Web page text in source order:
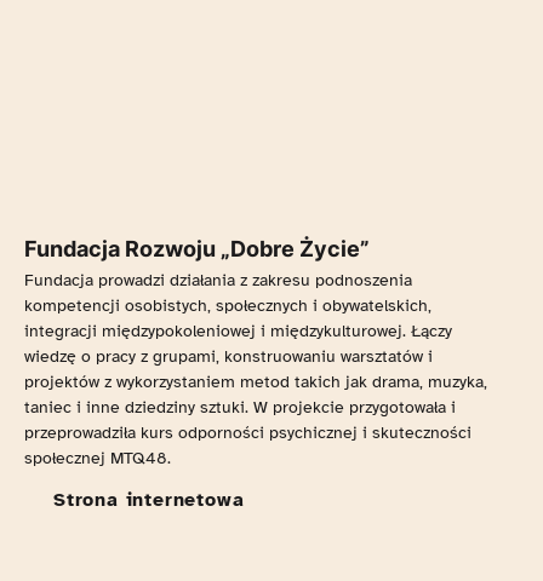
Fundacja Rozwoju „Dobre Życie”
Fundacja prowadzi działania z zakresu podnoszenia
kompetencji osobistych, społecznych i obywatelskich,
integracji międzypokoleniowej i międzykulturowej. Łączy
wiedzę o pracy z grupami, konstruowaniu warsztatów i
projektów z wykorzystaniem metod takich jak drama, muzyka,
taniec i inne dziedziny sztuki. W projekcie przygotowała i
przeprowadziła kurs odporności psychicznej i skuteczności
społecznej MTQ48.
Strona internetowa